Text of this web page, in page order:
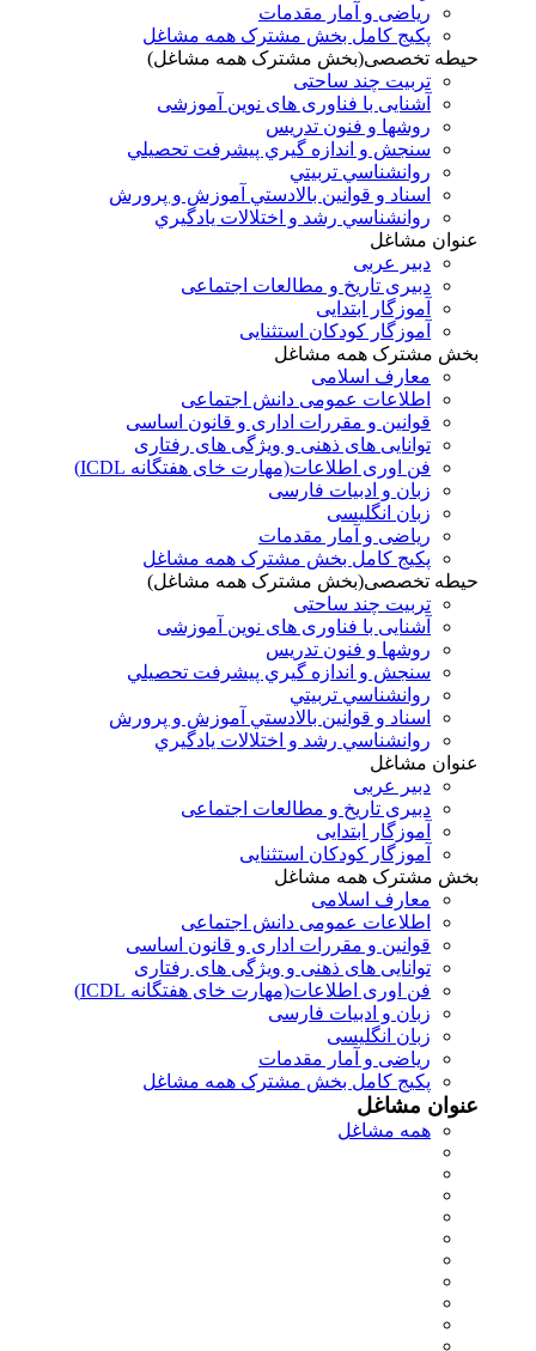
ریاضی و آمار مقدمات
پکیج کامل بخش مشترک همه مشاغل
حیطه تخصصی(بخش مشترک همه مشاغل)
تربیت چند ساحتی
آشنایی با فناوری های نوین آموزشی
روشها و فنون تدريس
سنجش و اندازه گيري پيشرفت تحصيلي
روانشناسي تربيتي
اسناد و قوانين بالادستي آموزش و پرورش
روانشناسي رشد و اختلالات يادگيري
عنوان مشاغل
دبير عربی
دبیری تاریخ و مطالعات اجتماعی
آموزگار ابتدایی
آموزگار کودکان استثنایی
بخش مشترک همه مشاغل
معارف اسلامی
اطلاعات عمومی دانش اجتماعی
قوانین و مقررات اداری و قانون اساسی
توانایی های ذهنی و ویژگی های رفتاری
فن اوری اطلاعات(مهارت خای هفتگانه ICDL)
زبان و ادبیات فارسی
زبان انگلیسی
ریاضی و آمار مقدمات
پکیج کامل بخش مشترک همه مشاغل
حیطه تخصصی(بخش مشترک همه مشاغل)
تربیت چند ساحتی
آشنایی با فناوری های نوین آموزشی
روشها و فنون تدريس
سنجش و اندازه گيري پيشرفت تحصيلي
روانشناسي تربيتي
اسناد و قوانين بالادستي آموزش و پرورش
روانشناسي رشد و اختلالات يادگيري
عنوان مشاغل
دبير عربی
دبیری تاریخ و مطالعات اجتماعی
آموزگار ابتدایی
آموزگار کودکان استثنایی
بخش مشترک همه مشاغل
معارف اسلامی
اطلاعات عمومی دانش اجتماعی
قوانین و مقررات اداری و قانون اساسی
توانایی های ذهنی و ویژگی های رفتاری
فن اوری اطلاعات(مهارت خای هفتگانه ICDL)
زبان و ادبیات فارسی
زبان انگلیسی
ریاضی و آمار مقدمات
پکیج کامل بخش مشترک همه مشاغل
عنوان مشاغل
همه مشاغل